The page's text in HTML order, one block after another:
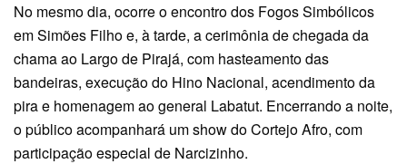
No mesmo dia, ocorre o encontro dos Fogos Simbólicos
em Simões Filho e, à tarde, a cerimônia de chegada da
chama ao Largo de Pirajá, com hasteamento das
bandeiras, execução do Hino Nacional, acendimento da
pira e homenagem ao general Labatut. Encerrando a noite,
o público acompanhará um show do Cortejo Afro, com
participação especial de Narcizinho.